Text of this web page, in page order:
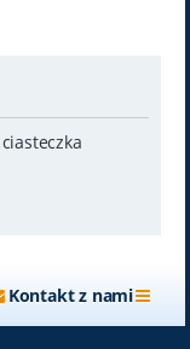
Kontakt z nami